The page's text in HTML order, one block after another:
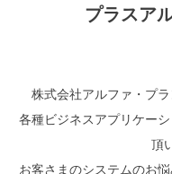
プラスア
株式会社アルファ・プ
各種ビジネスアプリケー
頂
お客さまのシステムのお